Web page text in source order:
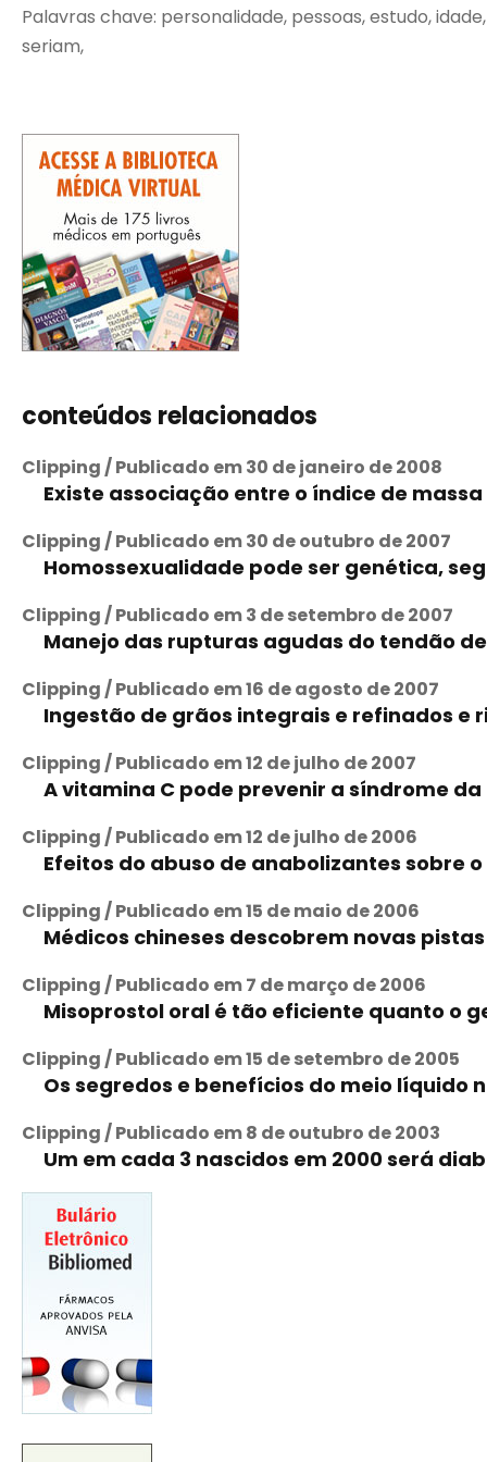
Palavras chave: personalidade, pessoas, estudo,
seriam,
conteúdos relacionados
Clipping / Publicado em 30 de janeiro de 2008
Existe associação entre o índice de
Clipping / Publicado em 30 de outubro de 2007
Homossexualidade pode ser genética,
Clipping / Publicado em 3 de setembro de 2007
Manejo das rupturas agudas do tendão
Clipping / Publicado em 16 de agosto de 2007
Ingestão de grãos integrais e refinados e
Clipping / Publicado em 12 de julho de 2007
A vitamina C pode prevenir a síndrome
Clipping / Publicado em 12 de julho de 2006
Efeitos do abuso de anabolizantes sobre
Clipping / Publicado em 15 de maio de 2006
Médicos chineses descobrem novas
Clipping / Publicado em 7 de março de 2006
Misoprostol oral é tão eficiente quanto o
Clipping / Publicado em 15 de setembro de 2005
Os segredos e benefícios do meio
Clipping / Publicado em 8 de outubro de 2003
Um em cada 3 nascidos em 2000 será